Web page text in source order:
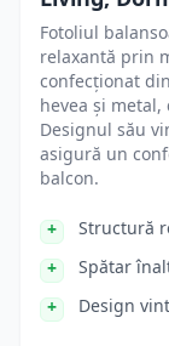
Fotoliul
relaxantă prin
confecționat
hevea și
Designul său
asigură un
balcon.
Structură
Spătar
Design